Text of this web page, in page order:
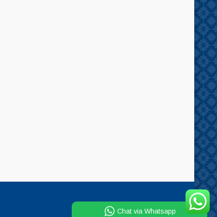
Chat via Whatsapp